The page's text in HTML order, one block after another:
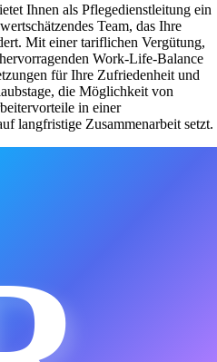
Ihnen als Pflegedienstleitung ein
Team, das Ihre
Mit einer tariflichen Vergütung,
Work-Life-Balance
für Ihre Zufriedenheit und
die Möglichkeit von
in einer
langfristige Zusammenarbeit setzt.